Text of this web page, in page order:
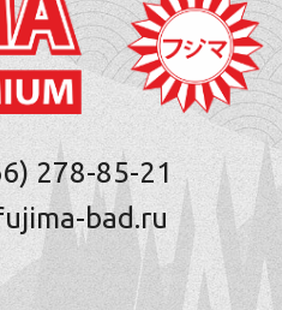
278-85-21
bad.ru